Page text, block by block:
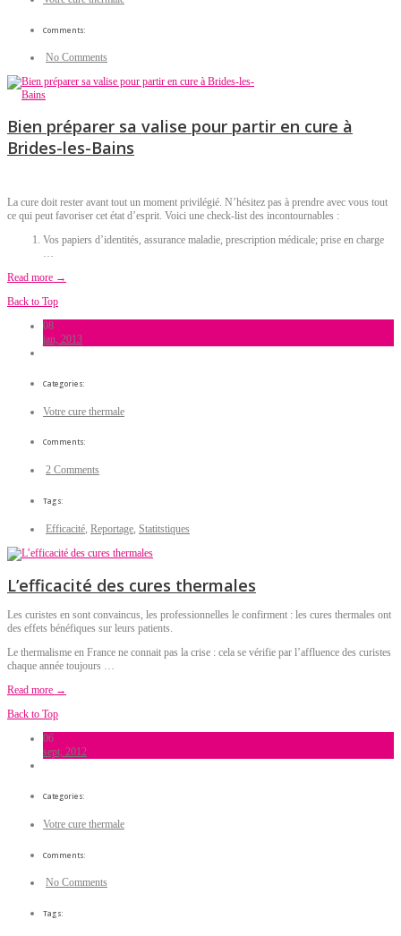
Comments:
No Comments
Bien préparer sa valise pour partir en cure à
Brides-les-Bains
La cure doit rester avant tout un moment privilégié. N’hésitez pas à prendre avec vous tout
ce qui peut favoriser cet état d’esprit. Voici une check-list des incontournables :
Vos papiers d’identités, assurance maladie, prescription médicale; prise en charge
…
Read more →
Back to Top
08
jan, 2013
Categories:
Votre cure thermale
Comments:
2 Comments
Tags:
Efficacité Reportage Statitstiques
L’efficacité des cures thermales
Les curistes en sont convaincus, les professionnelles le confirment : les cures thermales ont
des effets bénéfiques sur leurs patients.
Le thermalisme en France ne connait pas la crise : cela se vérifie par l’affluence des curistes
chaque année toujours …
Read more →
Back to Top
06
sept, 2012
Categories:
Votre cure thermale
Comments:
No Comments
Tags: